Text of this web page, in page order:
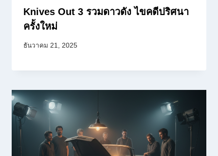
Knives Out 3 รวมดาวดัง ไขคดีปริศนา
ครั้งใหม่
ธันวาคม 21, 2025